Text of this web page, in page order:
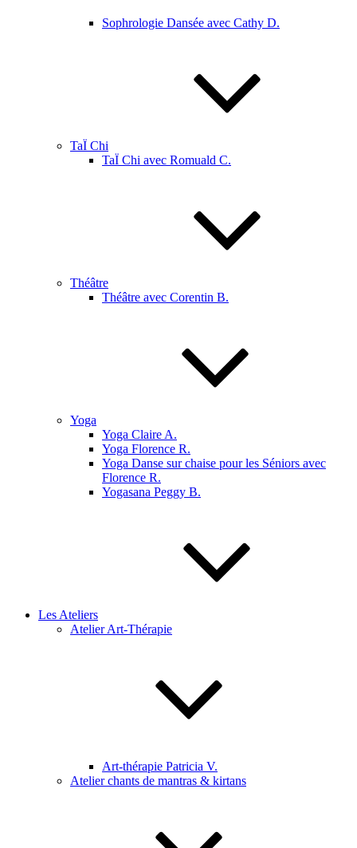
Sophrologie Dansée avec Cathy D.
TaÏ Chi
TaÏ Chi avec Romuald C.
Théâtre
Théâtre avec Corentin B.
Yoga
Yoga Claire A.
Yoga Florence R.
Yoga Danse sur chaise pour les Séniors avec
Florence R.
Yogasana Peggy B.
Les Ateliers
Atelier Art-Thérapie
Art-thérapie Patricia V.
Atelier chants de mantras & kirtans